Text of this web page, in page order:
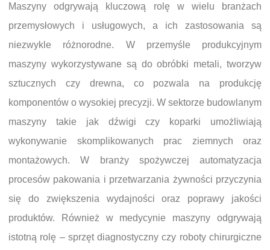
Maszyny odgrywają kluczową rolę w wielu branżach
przemysłowych i usługowych, a ich zastosowania są
niezwykle różnorodne. W przemyśle produkcyjnym
maszyny wykorzystywane są do obróbki metali, tworzyw
sztucznych czy drewna, co pozwala na produkcję
komponentów o wysokiej precyzji. W sektorze budowlanym
maszyny takie jak dźwigi czy koparki umożliwiają
wykonywanie skomplikowanych prac ziemnych oraz
montażowych. W branży spożywczej automatyzacja
procesów pakowania i przetwarzania żywności przyczynia
się do zwiększenia wydajności oraz poprawy jakości
produktów. Również w medycynie maszyny odgrywają
istotną rolę – sprzęt diagnostyczny czy roboty chirurgiczne